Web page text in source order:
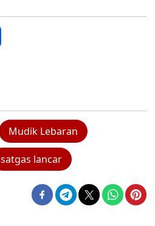
Mudik Lebaran
satgas lancar